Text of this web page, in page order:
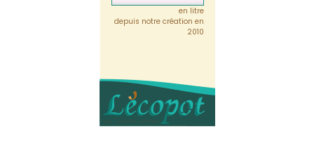
en litre
depuis notre création en
2010